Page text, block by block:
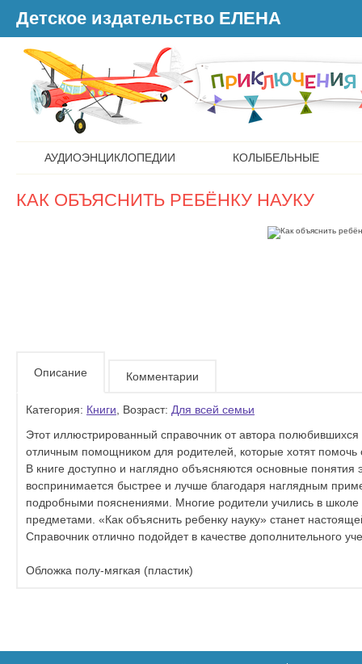
Детское издательство ЕЛЕНА
АУДИОЭНЦИКЛОПЕДИИ КОЛЫБЕЛЬНЫЕ
КАК ОБЪЯСНИТЬ РЕБЁНКУ НАУКУ
Описание Комментарии
Категория: Книги , Возраст: Для всей семьи
Этот иллюстрированный справочник от автора
отличным помощником для родителей, которые хотят
В книге доступно и наглядно объясняются основные
воспринимается быстрее и лучше благодаря наглядным
подробными пояснениями. Многие родители учились в школе
предметами. «Как объяснить ребенку науку» станет
Справочник отлично подойдет в качестве дополнительного
Обложка полу-мягкая (пластик)